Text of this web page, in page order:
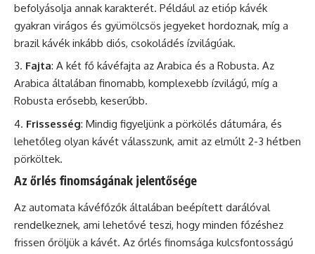
befolyásolja annak karakterét. Például az etióp kávék
gyakran virágos és gyümölcsös jegyeket hordoznak, míg a
brazil kávék inkább diós, csokoládés ízvilágúak.
Fajta: A két fő kávéfajta az Arabica és a Robusta. Az
Arabica általában finomabb, komplexebb ízvilágú, míg a
Robusta erősebb, keserűbb.
Frissesség: Mindig figyeljünk a pörkölés dátumára, és
lehetőleg olyan kávét válasszunk, amit az elmúlt 2-3 hétben
pörköltek.
Az őrlés finomságának jelentősége
Az automata kávéfőzők általában beépített darálóval
rendelkeznek, ami lehetővé teszi, hogy minden főzéshez
frissen őröljük a kávét. Az őrlés finomsága kulcsfontosságú